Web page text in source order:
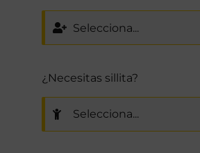
¿Necesitas sillita?